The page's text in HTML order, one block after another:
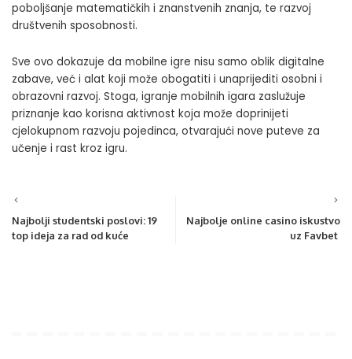
poboljšanje matematičkih i znanstvenih znanja, te razvoj
društvenih sposobnosti.
Sve ovo dokazuje da mobilne igre nisu samo oblik digitalne
zabave, već i alat koji može obogatiti i unaprijediti osobni i
obrazovni razvoj. Stoga, igranje mobilnih igara zaslužuje
priznanje kao korisna aktivnost koja može doprinijeti
cjelokupnom razvoju pojedinca, otvarajući nove puteve za
učenje i rast kroz igru.
Najbolji studentski poslovi: 19
top ideja za rad od kuće
Najbolje online casino iskustvo
uz Favbet